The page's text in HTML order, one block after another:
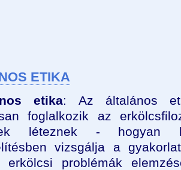
ETIKA
etika: Az általános
foglalkozik az
léteznek - hogyan
vizsgálja a
problémák